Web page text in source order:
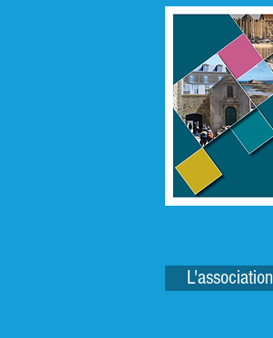
L'association